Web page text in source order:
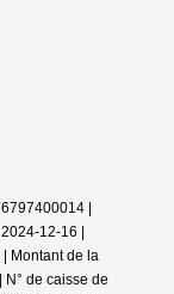
|
12-16 |
Montant de la
de caisse de